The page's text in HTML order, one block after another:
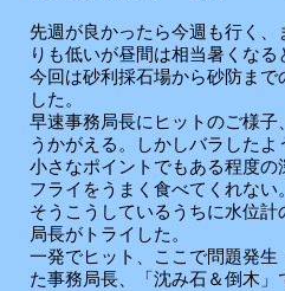
先週が良かったら今週も行く
りも低いが昼間は相当暑くなる
今回は砂利採石場から砂防ま
した。
早速事務局長にヒットのご様
うかがえる。しかしバラしたよ
小さなポイントでもある程度
フライをうまく食べてくれない。
そうこうしているうちに水位
局長がトライした。
一発でヒット、ここで問題発
た事務局長、「沈み石＆倒木」